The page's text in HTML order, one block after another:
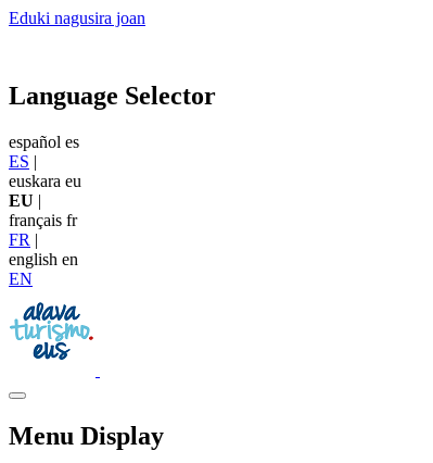
Eduki nagusira joan
Language Selector
español es
ES |
euskara eu
EU |
français fr
FR |
english en
EN
Menu Display